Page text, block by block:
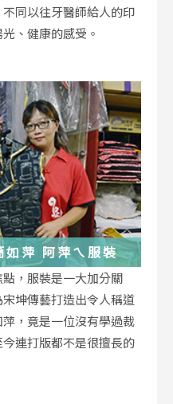
同以往牙醫師給人的印
、健康的感受。
萍 阿萍ㄟ服裝
，服裝是一大加分關
坤傳藝打造出令人稱道
，竟是一位沒有學過裁
連打版都不是很擅長的